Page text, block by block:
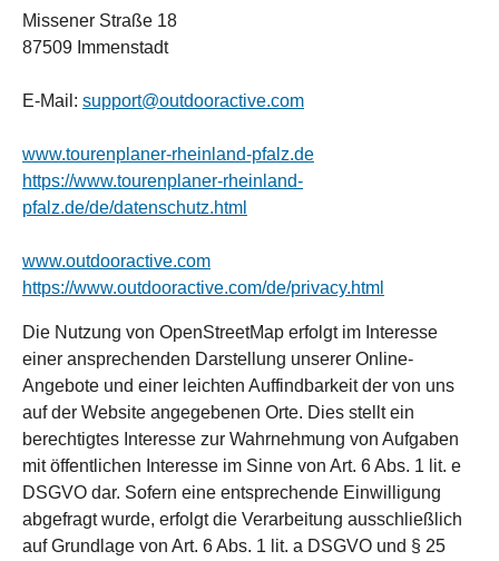
Missener Straße 18
87509 Immenstadt
E-Mail: support@outdooractive.com
www.tourenplaner-rheinland-pfalz.de
https://www.tourenplaner-rheinland-
pfalz.de/de/datenschutz.html
www.outdooractive.com
https://www.outdooractive.com/de/privacy.html
Die Nutzung von OpenStreetMap erfolgt im Interesse
einer ansprechenden Darstellung unserer Online-
Angebote und einer leichten Auffindbarkeit der von uns
auf der Website angegebenen Orte. Dies stellt ein
berechtigtes Interesse zur Wahrnehmung von Aufgaben
mit öffentlichen Interesse im Sinne von Art. 6 Abs. 1 lit. e
DSGVO dar. Sofern eine entsprechende Einwilligung
abgefragt wurde, erfolgt die Verarbeitung ausschließlich
auf Grundlage von Art. 6 Abs. 1 lit. a DSGVO und § 25